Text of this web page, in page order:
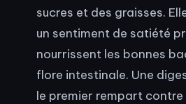
sucres et des graisses.
un sentiment de satiété
nourrissent les bonnes
flore intestinale. Une
le premier rempart contre